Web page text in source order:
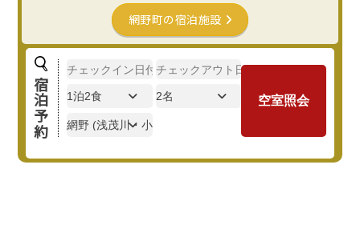
網野町の宿泊施設
宿泊予約